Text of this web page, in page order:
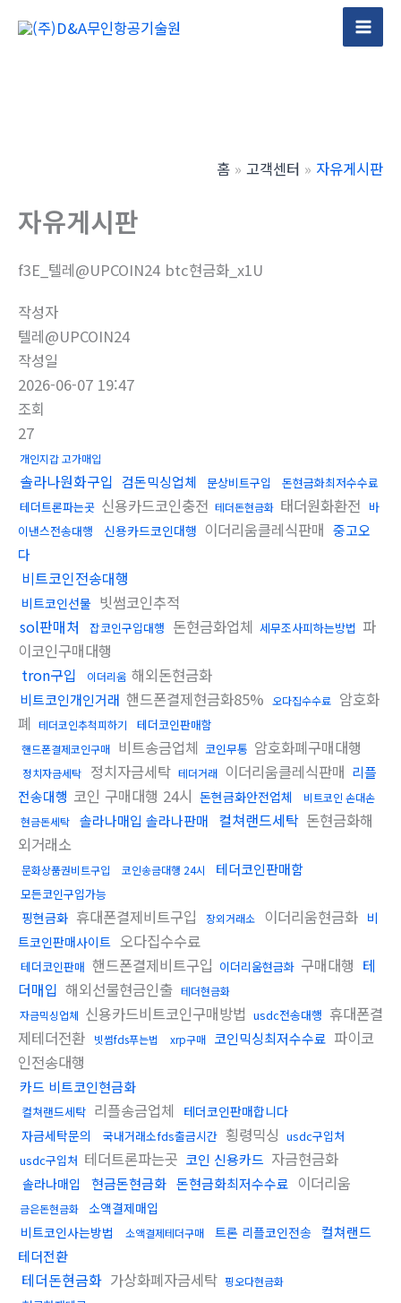
Main
홈 고객센터 자유게시판
자유게시판
f3E_텔레@UPCOIN24 btc현금화_x1U
작성자
텔레@UPCOIN24
작성일
2026-06-07 19:47
조회
27
개인지갑 고가매입
솔라나원화구입 검돈믹싱업체 문상비트구입
돈현금화최저수수료
테더트론파는곳 신용카드코인충전 테더돈현금화 태더원화환전 바
이낸스전송대행
신용카드코인대행 이더리움클레식판매 중고오
다
비트코인전송대행
비트코인선물 빗썸코인추적
sol판매처
잡코인구입대행 돈현금화업체 세무조사피하는방법 파
이코인구매대행
tron구입
이더리움 해외돈현금화
비트코인개인거래 핸드폰결제현금화85% 오다집수수료 암호화
폐 테더코인추척피하기 테더코인판매함
핸드폰결제코인구매 비트송금업체 코인무통 암호화폐구매대행
정치자금세탁 정치자금세탁 테더거래 이더리움클레식판매 리플
전송대행 코인 구매대행 24시 돈현금화안전업체
비트코인 손대손
현금돈세탁
솔라나매입 솔라나판매 컬쳐랜드세탁 돈현금화해
외거래소
문화상품권비트구입 코인송금대행 24시 테더코인판매함
모든코인구입가능
핑현금화 휴대폰결제비트구입 장외거래소 이더리움현금화 비
트코인판매사이트 오다집수수료
테더코인판매 핸드폰결제비트구입 이더리움현금화 구매대행 테
더매입 해외선물현금인출 테더현금화
자금믹싱업체 신용카드비트코인구매방법 usdc전송대행 휴대폰결
제테더전환
빗썸fds푸는법 xrp구매 코인믹싱최저수수료 파이코
인전송대행
카드 비트코인현금화
컬쳐랜드세탁 리플송금업체
테더코인판매합니다
자금세탁문의
국내거래소fds출금시간 횡령믹싱 usdc구입처
usdc구입처 테더트론파는곳 코인 신용카드 자금현금화
솔라나매입 현금돈현금화 돈현금화최저수수료 이더리움
금은돈현금화
소액결제매입
비트코인사는방법
소액결제테더구매 트론 리플코인전송 컬쳐랜드
테더전환
테더돈현금화 가상화폐자금세탁 핑오다현금화